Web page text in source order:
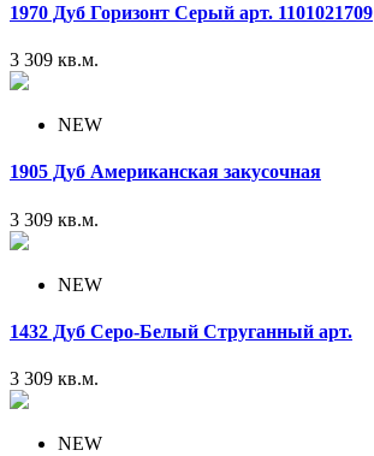
1970 Дуб Горизонт Серый арт. 1101021709
3 309 кв.м.
NEW
1905 Дуб Американская закусочная
3 309 кв.м.
NEW
1432 Дуб Серо-Белый Струганный арт.
3 309 кв.м.
NEW